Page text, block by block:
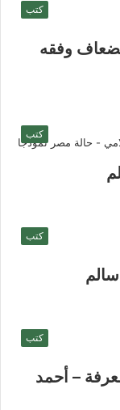
كتب
وفقه
كتب
كتب
كتب
– أحمد